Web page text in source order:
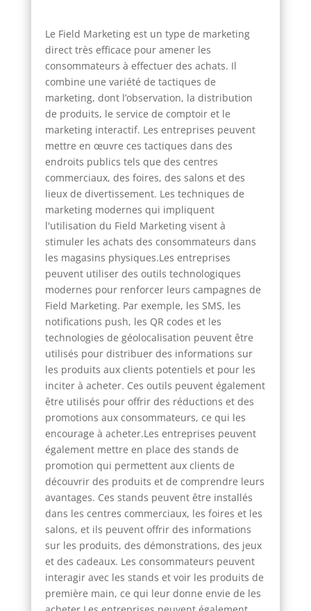
Le Field Marketing est un type de marketing
direct très efficace pour amener les
consommateurs à effectuer des achats. Il
combine une variété de tactiques de
marketing, dont l’observation, la distribution
de produits, le service de comptoir et le
marketing interactif. Les entreprises peuvent
mettre en œuvre ces tactiques dans des
endroits publics tels que des centres
commerciaux, des foires, des salons et des
lieux de divertissement. Les techniques de
marketing modernes qui impliquent
l'utilisation du Field Marketing visent à
stimuler les achats des consommateurs dans
les magasins physiques.Les entreprises
peuvent utiliser des outils technologiques
modernes pour renforcer leurs campagnes de
Field Marketing. Par exemple, les SMS, les
notifications push, les QR codes et les
technologies de géolocalisation peuvent être
utilisés pour distribuer des informations sur
les produits aux clients potentiels et pour les
inciter à acheter. Ces outils peuvent également
être utilisés pour offrir des réductions et des
promotions aux consommateurs, ce qui les
encourage à acheter.Les entreprises peuvent
également mettre en place des stands de
promotion qui permettent aux clients de
découvrir des produits et de comprendre leurs
avantages. Ces stands peuvent être installés
dans les centres commerciaux, les foires et les
salons, et ils peuvent offrir des informations
sur les produits, des démonstrations, des jeux
et des cadeaux. Les consommateurs peuvent
interagir avec les stands et voir les produits de
première main, ce qui leur donne envie de les